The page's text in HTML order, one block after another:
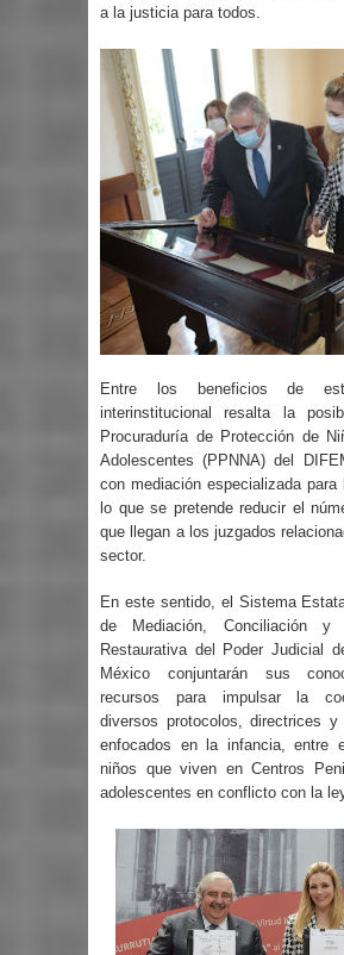
a la justicia para todos.
Entre los beneficios de
interinstitucional resalta la
Procuraduría de Protección de
Adolescentes (PPNNA) del
con mediación especializada
lo que se pretende reducir el
que llegan a los juzgados
sector.
En este sentido, el Sistema
de Mediación, Conciliación y
Restaurativa del Poder Judicial
México conjuntarán sus
recursos para impulsar la
diversos protocolos, directrices y
enfocados en la infancia, entre
niños que viven en Centros
adolescentes en conflicto con la